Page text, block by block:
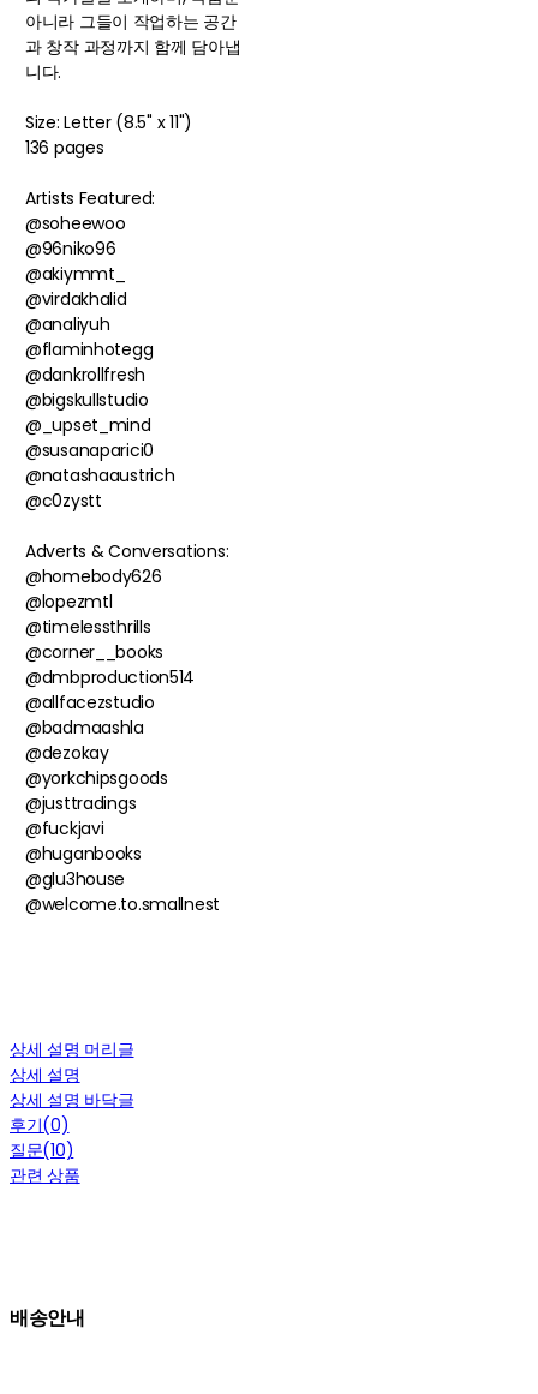
아니라 그들이 작업하는 공간
과 창작 과정까지 함께 담아냅
니다.
Size: Letter (8.5" x 11")
136 pages
Artists Featured:
@soheewoo
@96niko96
@akiymmt_
@virdakhalid
@analiyuh
@flaminhotegg
@dankrollfresh
@bigskullstudio
@_upset_mind
@susanaparici0
@natashaaustrich
@c0zystt
Adverts & Conversations:
@homebody626
@lopezmtl
@timelessthrills
@corner__books
@dmbproduction514
@allfacezstudio
@badmaashla
@dezokay
@yorkchipsgoods
@justtradings
@fuckjavi
@huganbooks
@glu3house
@welcome.to.smallnest
상세 설명 머리글
상세 설명
상세 설명 바닥글
후기(0)
질문(10)
관련 상품
배송안내